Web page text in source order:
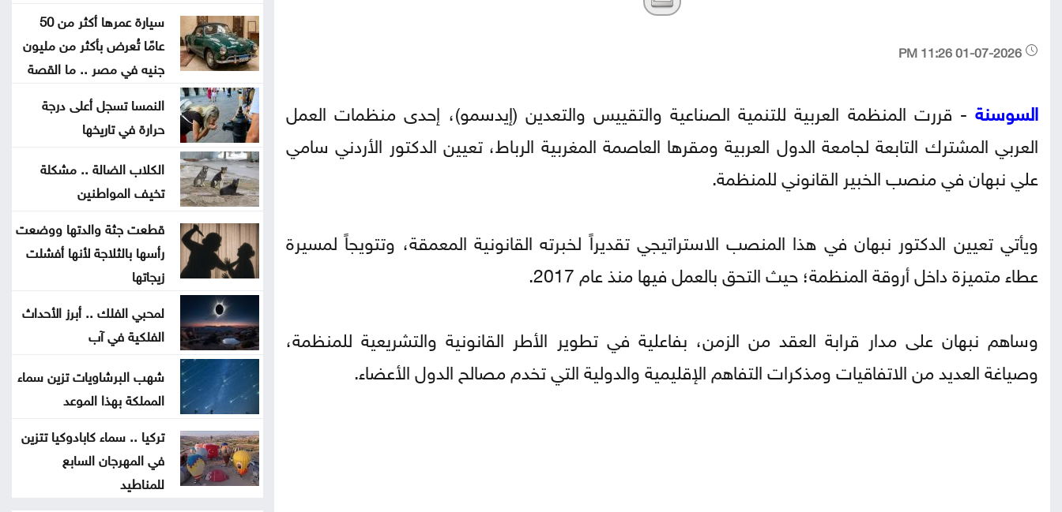
السوسنة - قررت المنظمة العربية للتنمية الصناعية والتقييس والتعدين (إيدسمو)، إحدى منظمات العمل
العربي المشترك التابعة لجامعة الدول العربية ومقرها العاصمة المغربية الرباط، تعيين الدكتور الأردني سامي
علي نبهان في منصب الخبير القانوني للمنظمة.
ويأتي تعيين الدكتور نبهان في هذا المنصب الاستراتيجي تقديراً لخبرته القانونية المعمقة، وتتويجاً لمسيرة
عطاء متميزة داخل أروقة المنظمة؛ حيث التحق بالعمل فيها منذ عام 2017.
وساهم نبهان على مدار قرابة العقد من الزمن، بفاعلية في تطوير الأطر القانونية والتشريعية للمنظمة،
وصياغة العديد من الاتفاقيات ومذكرات التفاهم الإقليمية والدولية التي تخدم مصالح الدول الأعضاء.
دراسة حديثة: التحدث بأكثر من لغة
يبطئ الشيخوخة البيولوجية للدماغ
لا تغيير على موعد العودة للمدارس
تركيا والسعودية وباكستان تعتزم
توقيع اتفاقية دفاع مشترك
النفط يرتفع 3 دولارات مع دراسة
إيران حظر عبور سفن أميركية وإسرائيلية
مضيق هرمز
ترامب يوقع أمرا تنفيذيا يهدف لتقييد
حق اكتساب الجنسية الأميركية بالولادة
مدنيا في نجران جراء هجمات حوثية
سيارة عمرها أكثر من 50
عامًا تُعرض بأكثر من مليون
جنيه في مصر .. ما القصة
النمسا تسجل أعلى درجة
حرارة في تاريخها
الكلاب الضالة .. مشكلة
تخيف المواطنين
قطعت جثة والدتها ووضعت
رأسها بالثلاجة لأنها أفشلت
زيجاتها
لمحبي الفلك .. أبرز الأحداث
الفلكية في آب
شهب البرشاويات تزين سماء
المملكة بهذا الموعد
تركيا .. سماء كابادوكيا تتزين
في المهرجان السابع
للمناطيد